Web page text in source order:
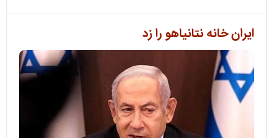
ایران خانه نتانیاهو را زد